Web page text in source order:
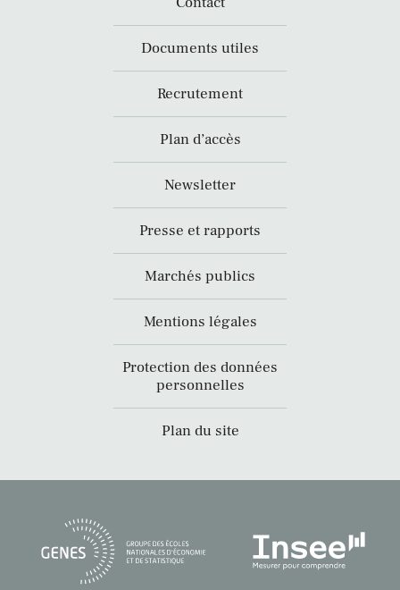
Documents utiles
Recrutement
Plan d’accès
Newsletter
Presse et rapports
Marchés publics
Mentions légales
Protection des données
personnelles
Plan du site